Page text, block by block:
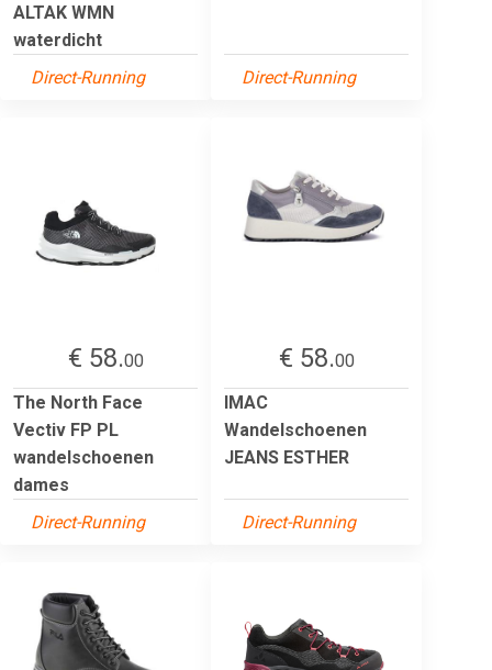
ALTAK WMN
waterdicht
Direct-Running
Direct-Running
€ 58.00
The North Face
Vectiv FP PL
wandelschoenen
dames
Direct-Running
€ 58.00
IMAC
Wandelschoenen
JEANS ESTHER
Direct-Running